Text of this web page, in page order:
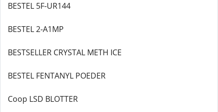
BESTEL 5F-UR144
BESTEL 2-A1MP
BESTSELLER CRYSTAL METH ICE
BESTEL FENTANYL POEDER
Coop LSD BLOTTER